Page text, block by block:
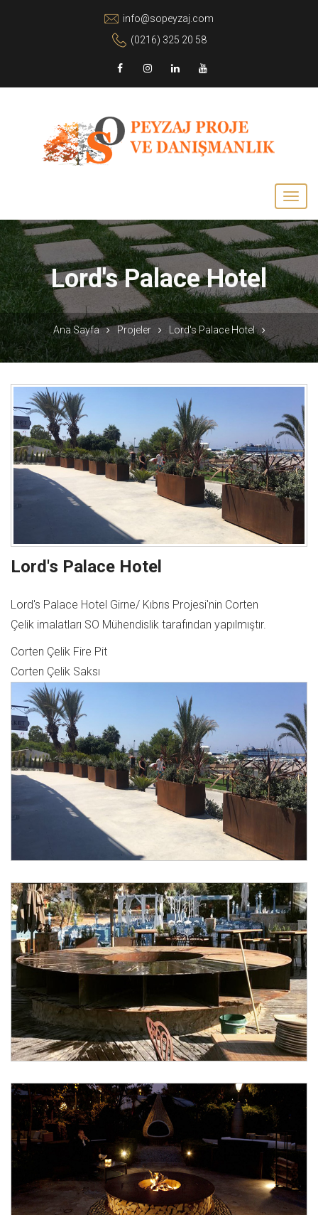
info@sopeyzaj.com
(0216) 325 20 58
Lord's Palace Hotel
Ana Sayfa Projeler Lord's Palace Hotel
Lord's Palace Hotel
Lord's Palace Hotel Girne/ Kıbrıs Projesi'nin Corten
Çelik imalatları SO Mühendislik tarafından yapılmıştır.
Corten Çelik Fire Pit
Corten Çelik Saksı